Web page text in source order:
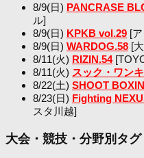
8/9(日) PANCRASE
ル]
8/9(日) KPKB vol.29 [
8/9(日) WARDOG.58 [
8/11(火) RIZIN.54
8/11(火) スック・ワン
8/22(土) SHOOT
8/23(日) Fighting
スタ川越]
大会・競技・分野別タグ